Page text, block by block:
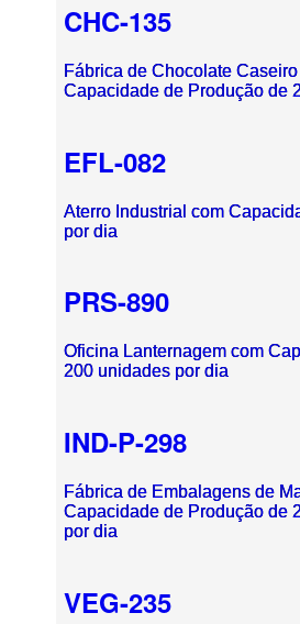
CHC-135
Fábrica de Chocolate
Capacidade de Produção de
EFL-082
Aterro Industrial com
por dia
PRS-890
Oficina Lanternagem com
200 unidades por dia
IND-P-298
Fábrica de Embalagens de
Capacidade de Produção de
por dia
VEG-235